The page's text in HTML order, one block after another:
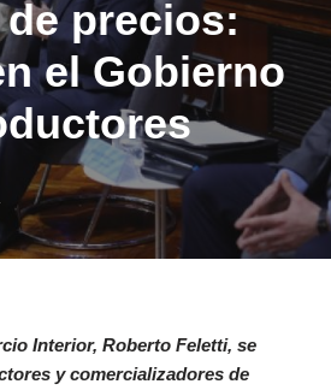
precios:
el Gobierno
Interior, Roberto Feletti, se
y comercializadores de